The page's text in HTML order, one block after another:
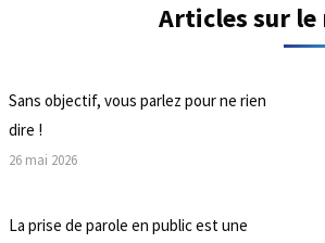
Articles sur le
Sans objectif, vous parlez pour ne rien
dire !
26 mai 2026
La prise de parole en public est une